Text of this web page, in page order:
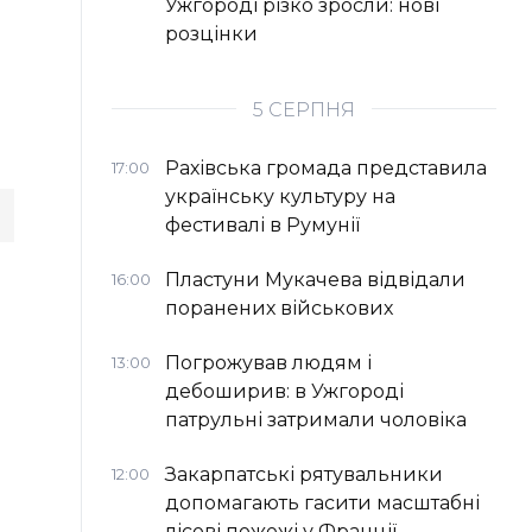
Ужгороді різко зросли: нові
розцінки
5 СЕРПНЯ
17:00
Рахівська громада представила
українську культуру на
фестивалі в Румунії
16:00
Пластуни Мукачева відвідали
поранених військових
13:00
Погрожував людям і
дебоширив: в Ужгороді
патрульні затримали чоловіка
12:00
Закарпатські рятувальники
допомагають гасити масштабні